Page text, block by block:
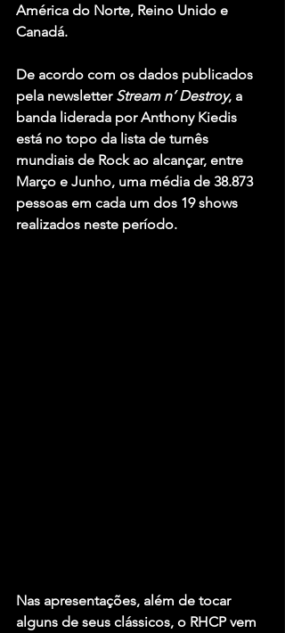
América do Norte, Reino Unido e
Canadá.
De acordo com os dados publicados
pela newsletter Stream n’ Destroy, a
banda liderada por Anthony Kiedis
está no topo da lista de turnês
mundiais de Rock ao alcançar, entre
Março e Junho, uma média de 38.873
pessoas em cada um dos 19 shows
realizados neste período.
Nas apresentações, além de tocar
alguns de seus clássicos, o RHCP vem